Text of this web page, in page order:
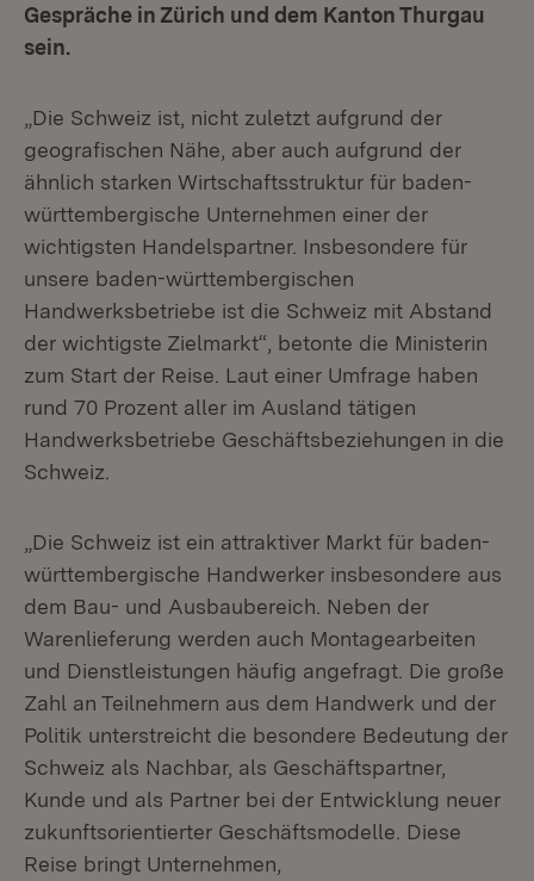
Gespräche in Zürich und dem Kanton Thurgau
sein.
„Die Schweiz ist, nicht zuletzt aufgrund der
geografischen Nähe, aber auch aufgrund der
ähnlich starken Wirtschaftsstruktur für baden-
württembergische Unternehmen einer der
wichtigsten Handelspartner. Insbesondere für
unsere baden-württembergischen
Handwerksbetriebe ist die Schweiz mit Abstand
der wichtigste Zielmarkt“, betonte die Ministerin
zum Start der Reise. Laut einer Umfrage haben
rund 70 Prozent aller im Ausland tätigen
Handwerksbetriebe Geschäftsbeziehungen in die
Schweiz.
„Die Schweiz ist ein attraktiver Markt für baden-
württembergische Handwerker insbesondere aus
dem Bau- und Ausbaubereich. Neben der
Warenlieferung werden auch Montagearbeiten
und Dienstleistungen häufig angefragt. Die große
Zahl an Teilnehmern aus dem Handwerk und der
Politik unterstreicht die besondere Bedeutung der
Schweiz als Nachbar, als Geschäftspartner,
Kunde und als Partner bei der Entwicklung neuer
zukunftsorientierter Geschäftsmodelle. Diese
Reise bringt Unternehmen,